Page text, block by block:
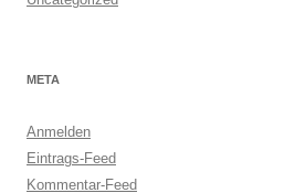
META
Anmelden
Eintrags-Feed
Kommentar-Feed